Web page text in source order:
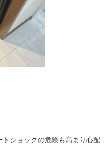
ショックの危険も高まり心配